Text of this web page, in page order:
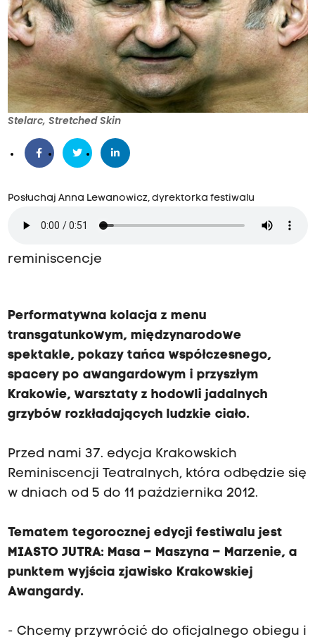
Stelarc, Stretched Skin
Posłuchaj Anna Lewanowicz, dyrektorka festiwalu
reminiscencje
Performatywna kolacja z menu
transgatunkowym, międzynarodowe
spektakle, pokazy tańca współczesnego,
spacery po awangardowym i przyszłym
Krakowie, warsztaty z hodowli jadalnych
grzybów rozkładających ludzkie ciało.
Przed nami 37. edycja Krakowskich
Reminiscencji Teatralnych, która odbędzie się
w dniach od 5 do 11 października 2012.
Tematem tegorocznej edycji festiwalu jest
MIASTO JUTRA: Masa – Maszyna – Marzenie, a
punktem wyjścia zjawisko Krakowskiej
Awangardy.
- Chcemy przywrócić do oficjalnego obiegu i